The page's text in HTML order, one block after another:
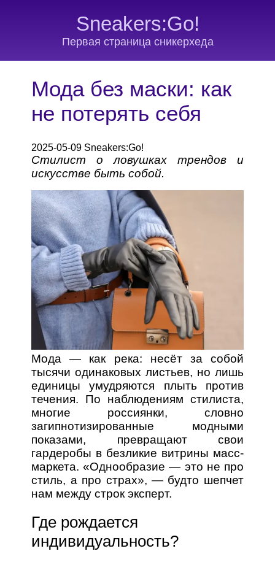
Sneakers:Go!
Первая страница сникерхеда
Мода без маски: как
не потерять себя
2025-05-09 Sneakers:Go!
Стилист о ловушках трендов и
искусстве быть собой.
Мода — как река: несёт за собой
тысячи одинаковых листьев, но лишь
единицы умудряются плыть против
течения. По наблюдениям стилиста,
многие россиянки, словно
загипнотизированные модными
показами, превращают свои
гардеробы в безликие витрины масс-
маркета. «Однообразие — это не про
стиль, а про страх», — будто шепчет
нам между строк эксперт.
Где рождается
индивидуальность?